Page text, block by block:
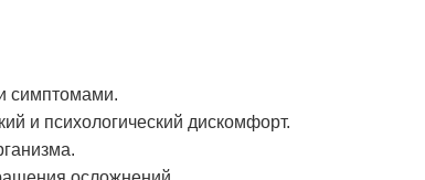
симптомами.
и психологический дискомфорт.